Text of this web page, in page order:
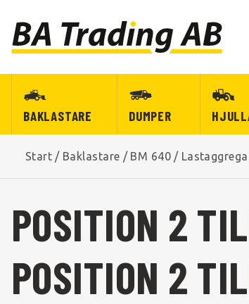
BAKLASTARE DUMPER
Start / Baklastare / BM 640 /
POSITION 2
POSITION 2